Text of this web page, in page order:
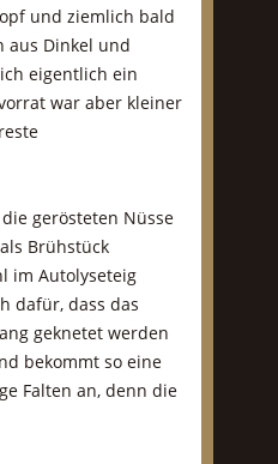
und ziemlich bald
aus Dinkel und
eigentlich ein
war aber kleiner
gerösteten Nüsse
Brühstück
im Autolyseteig
dafür, dass das
geknetet werden
bekommt so eine
Falten an, denn die